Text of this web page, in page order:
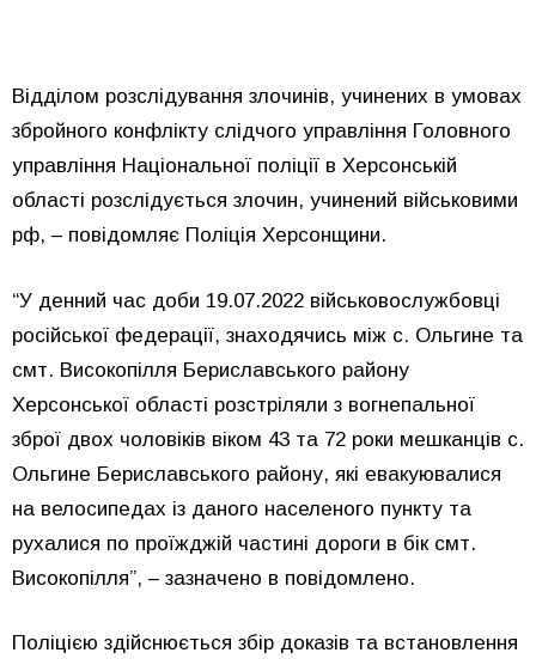
Відділом розслідування злочинів, учинених в умовах
збройного конфлікту слідчого управління Головного
управління Національної поліції в Херсонській
області розслідується злочин, учинений військовими
рф, – повідомляє Поліція Херсонщини.
“У денний час доби 19.07.2022 військовослужбовці
російської федерації, знаходячись між с. Ольгине та
смт. Високопілля Бериславського району
Херсонської області розстріляли з вогнепальної
зброї двох чоловіків віком 43 та 72 роки мешканців с.
Ольгине Бериславського району, які евакуювалися
на велосипедах із даного населеного пункту та
рухалися по проїжджій частині дороги в бік смт.
Високопілля”, – зазначено в повідомлено.
Поліцією здійснюється збір доказів та встановлення